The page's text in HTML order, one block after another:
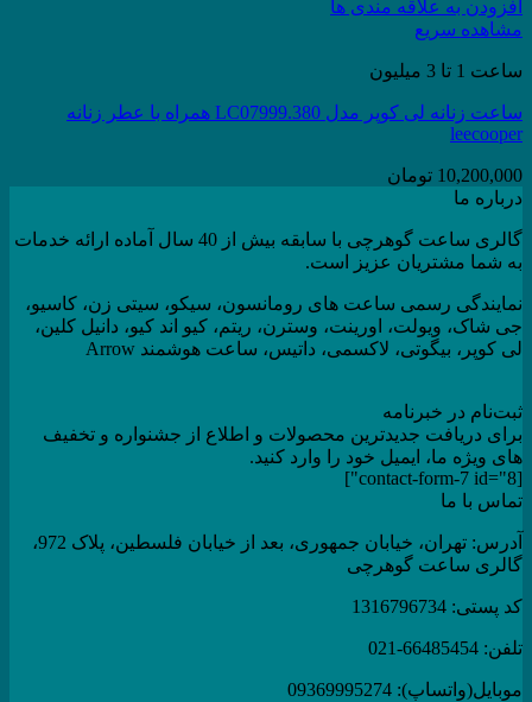
افزودن به علاقه مندی ها
مشاهده سریع
ساعت 1 تا 3 میلیون
ساعت زنانه لی کوپر مدل LC07999.380 همراه با عطر زنانه
leecooper
10,200,000 تومان
درباره ما
گالری ساعت گوهرچی با سابقه بیش از 40 سال آماده ارائه خدمات
به شما مشتریان عزیز است.
نمایندگی رسمی ساعت های رومانسون، سیکو، سیتی زن، کاسیو،
جی شاک، ویولت، اورینت، وسترن، ریتم، کیو اند کیو، دانیل کلین،
لی کوپر، بیگوتی، لاکسمی، داتیس، ساعت هوشمند Arrow
ثبت‌نام در خبرنامه
برای دریافت جدیدترین محصولات و اطلاع از جشنواره و تخفیف
های ویژه ما، ایمیل خود را وارد کنید.
[contact-form-7 id="8"]
تماس با ما
آدرس: تهران، خیابان جمهوری، بعد از خیابان فلسطین، پلاک 972،
گالری ساعت گوهرچی
کد پستی: 1316796734
تلفن: 66485454-021
موبایل(واتساپ): 09369995274